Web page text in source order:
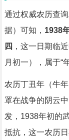
通过权威农历查
据）可知， 1938
四 ，这一日期临
月初一），属于“
农历丁丑年（牛
罩在战争的阴云
发，1938年初的
抵抗，这一农历